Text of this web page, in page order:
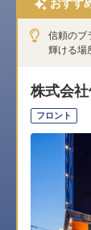
よくある
ホテル
無料
おすす
信頼のブ
輝ける場
株式会
フロント